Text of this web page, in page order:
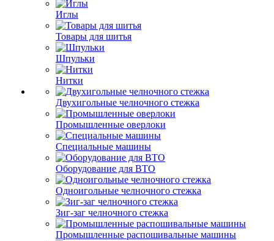
Иглы
Товары для шитья
Шпульки
Нитки
Двухигольные челночного стежка
Промышленные оверлоки
Специальные машины
Оборудование для ВТО
Одноигольные челночного стежка
Зиг-заг челночного стежка
Промышленные распошивальные машины